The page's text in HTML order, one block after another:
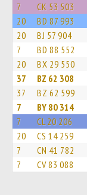
7 CK 53 503
20 BD 87 993
20 BJ 57 904
7 BD 88 552
20 BX 29 550
37 BZ 62 308
37 BZ 62 599
7 BY 80 314
7 CL 20 206
20 CS 14 259
7 CN 41 782
7 CV 83 088